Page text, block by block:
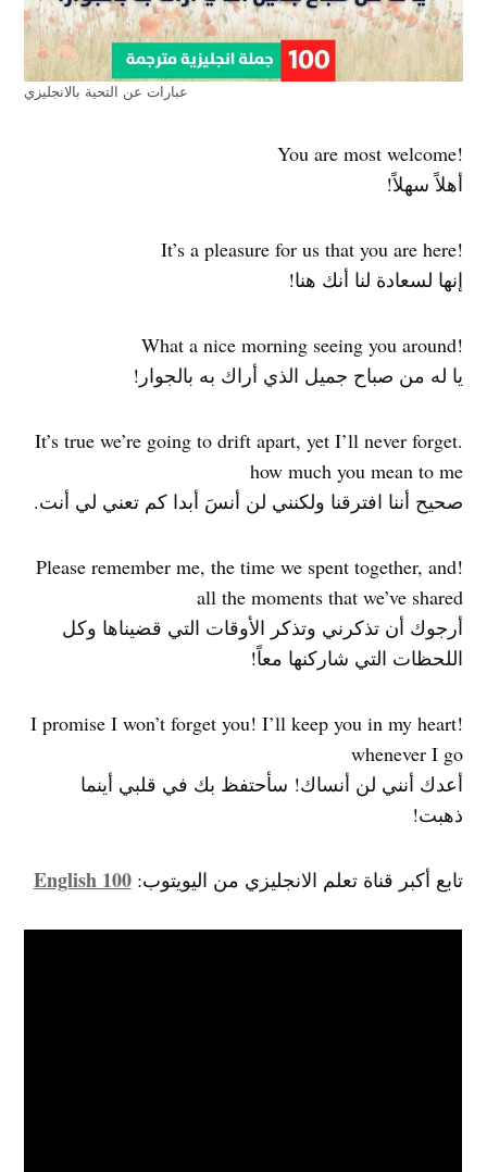
عبارات عن التحية بالانجليزي
!You are most welcome
أهلاً سهلاً!
!It’s a pleasure for us that you are here
إنها لسعادة لنا أنك هنا!
!What a nice morning seeing you around
يا له من صباح جميل الذي أراك به بالجوار!
.It’s true we’re going to drift apart, yet I’ll never forget
how much you mean to me
صحيح أننا افترقنا ولكنني لن أنسَ أبدا كم تعني لي أنت.
!Please remember me, the time we spent together, and
all the moments that we’ve shared
أرجوك أن تذكرني وتذكر الأوقات التي قضيناها وكل
اللحظات التي شاركنها معاً!
!I promise I won’t forget you! I’ll keep you in my heart
whenever I go
أعدك أنني لن أنساك! سأحتفظ بك في قلبي أينما
ذهبت!
تابع أكبر قناة تعلم الانجليزي من اليويتوب:English 100